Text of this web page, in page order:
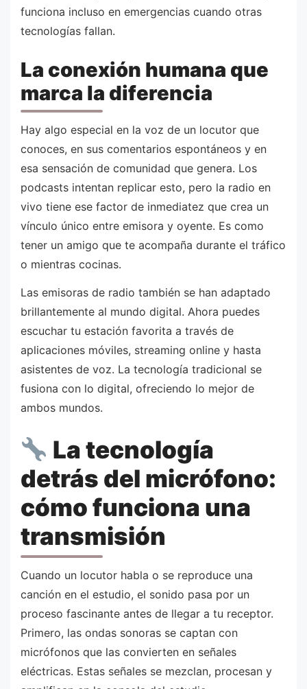
funciona incluso en emergencias cuando otras
tecnologías fallan.
La conexión humana que
marca la diferencia
Hay algo especial en la voz de un locutor que
conoces, en sus comentarios espontáneos y en
esa sensación de comunidad que genera. Los
podcasts intentan replicar esto, pero la radio en
vivo tiene ese factor de inmediatez que crea un
vínculo único entre emisora y oyente. Es como
tener un amigo que te acompaña durante el tráfico
o mientras cocinas.
Las emisoras de radio también se han adaptado
brillantemente al mundo digital. Ahora puedes
escuchar tu estación favorita a través de
aplicaciones móviles, streaming online y hasta
asistentes de voz. La tecnología tradicional se
fusiona con lo digital, ofreciendo lo mejor de
ambos mundos.
La tecnología
detrás del micrófono:
cómo funciona una
transmisión
Cuando un locutor habla o se reproduce una
canción en el estudio, el sonido pasa por un
proceso fascinante antes de llegar a tu receptor.
Primero, las ondas sonoras se captan con
micrófonos que las convierten en señales
eléctricas. Estas señales se mezclan, procesan y